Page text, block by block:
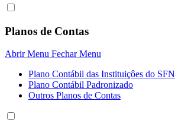
Planos de Contas
Abrir Menu Fechar Menu
Plano Contábil das Instituiçôes do SFN
Plano Contábil Padronizado
Outros Planos de Contas